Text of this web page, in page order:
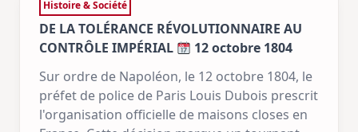
Histoire & Société
DE LA TOLÉRANCE RÉVOLUTIONNAIRE AU
CONTRÔLE IMPÉRIAL
12 octobre 1804
Sur ordre de Napoléon, le 12 octobre 1804, le
préfet de police de Paris Louis Dubois prescrit
l'organisation officielle de maisons closes en